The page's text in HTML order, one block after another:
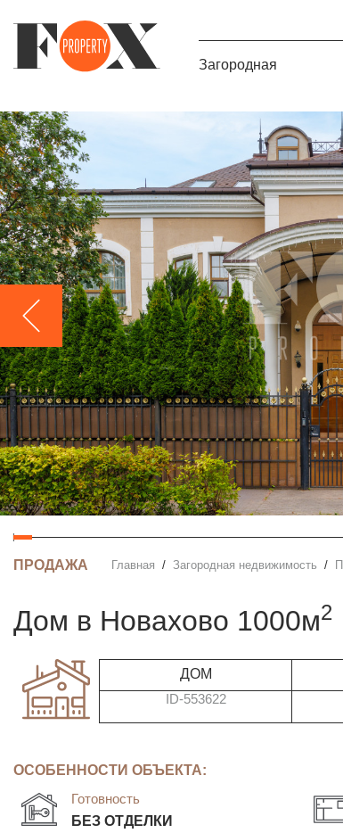
Загородная
ПРОДАЖА Главная Загородная недвижимость
дом в Новахово 1000м2
ДОМ
ID-553622
ОСОБЕННОСТИ ОБЪЕКТА:
Готовность
БЕЗ ОТДЕЛКИ